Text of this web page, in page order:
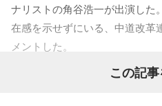
者にとっても良くないので」
角谷 「1つ目、立憲の落選した
ヒアリングばかりしていないで
なければいけない。そう思うん
ナリストの角谷浩一が出演した
在感を示せずにいる、中道改革
メントした。
「（中道改革連合につ
この記